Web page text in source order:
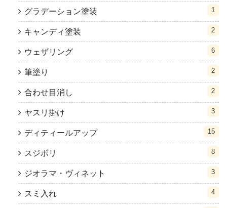
グラデーション塗装 1
キャンディ塗装 2
ウェザリング 6
筆塗り 2
合わせ目消し 2
ヤスリ掛け 3
ディティールアップ 15
スジボリ 8
ジオラマ・ヴィネット 3
スミ入れ 4